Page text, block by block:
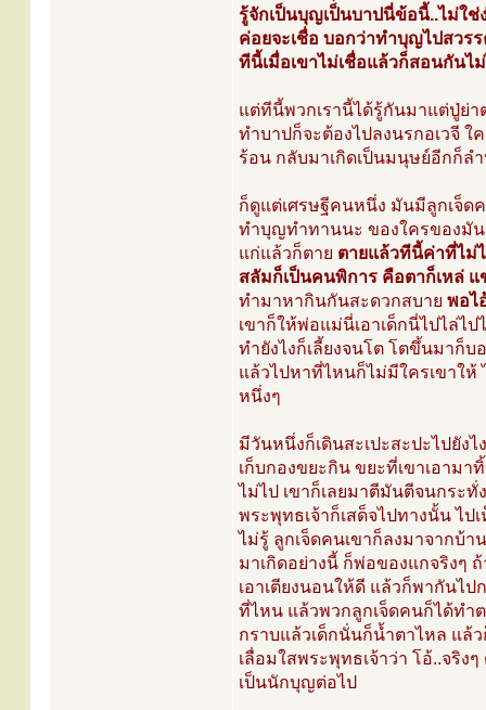
รู้จักเป็นบุญเป็นบาปนี่ข้อนี้..ไม่ใช่
ค่อยจะเชื่อ บอกว่าทำบุญไปสวร
ทีนี้เมื่อเขาไม่เชื่อแล้วก็สอนกันไ
แต่ทีนี้พวกเรานี้ได้รู้กันมาแต่ปู่ย่
ทำบาปก็จะต้องไปลงนรกอเวจี
ร้อน กลับมาเกิดเป็นมนุษย์อีกก็ล
ก็ดูแต่เศรษฐีคนหนึ่ง มันมีลูกเจ็ด
ทำบุญทำทานนะ ของใครของมัน
แก่แล้วก็ตาย ตายแล้วทีนี้ค่าที่ไม่
สลัมก็เป็นคนพิการ คือตาก็เหล่
ทำมาหากินกันสะดวกสบาย พอไ
เขาก็ให้พ่อแม่นี่เอาเด็กนี่ไปไล่
ทำยังไงก็เลี้ยงจนโต โตขึ้นมาก็
แล้วไปหาที่ไหนก็ไม่มีใครเขาให้
หนึ่งๆ
มีวันหนึ่งก็เดินสะเปะสะปะไปยัง
เก็บกองขยะกิน ขยะที่เขาเอาม
ไม่ไป เขาก็เลยมาตีมันตีจนกระ
พระพุทธเจ้าก็เสด็จไปทางนั้น ไ
ไม่รู้ ลูกเจ็ดคนเขาก็ลงมาจากบ้
มาเกิดอย่างนี้ ก็พ่อของแกจริงๆ
เอาเตียงนอนให้ดี แล้วก็พากันไ
ที่ไหน แล้วพวกลูกเจ็ดคนก็ได้ทำ
กราบแล้วเด็กนั่นก็น้ำตาไหล แล้
เลื่อมใสพระพุทธเจ้าว่า โอ้..จริง
เป็นนักบุญต่อไป